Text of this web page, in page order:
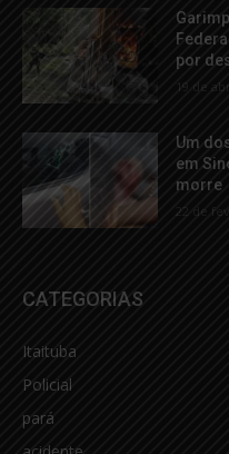
por
19 de
Um
em
morre
22 de
CATEGORIAS
Itaituba
Policial
pará